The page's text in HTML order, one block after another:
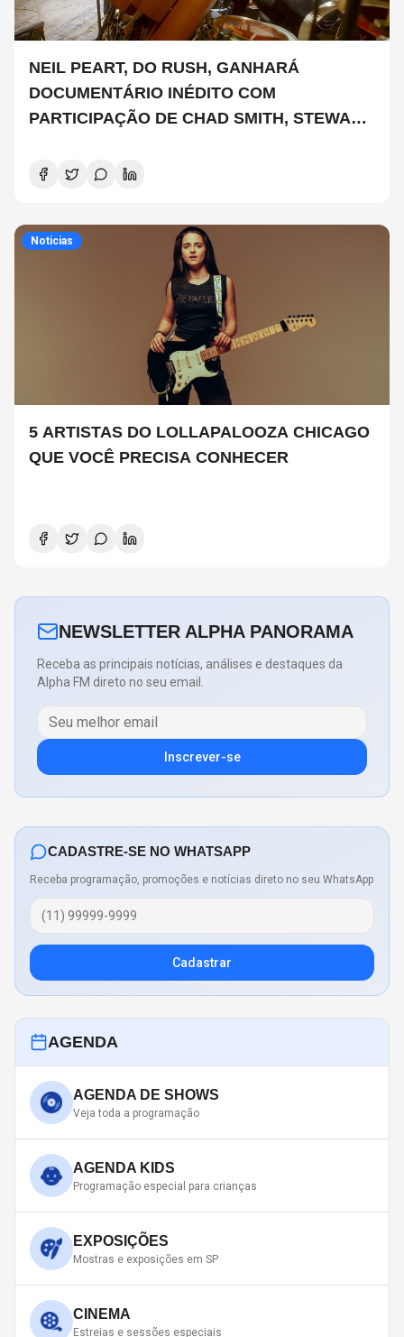
NEIL PEART, DO RUSH, GANHARÁ
DOCUMENTÁRIO INÉDITO COM
PARTICIPAÇÃO DE CHAD SMITH, STEWART
Noticias
5 ARTISTAS DO LOLLAPALOOZA CHICAGO
QUE VOCÊ PRECISA CONHECER
NEWSLETTER ALPHA PANORAMA
Receba as principais notícias, análises e destaques da
Alpha FM direto no seu email.
Inscrever-se
CADASTRE-SE NO WHATSAPP
Receba programação, promoções e notícias direto no seu WhatsApp
Cadastrar
AGENDA
AGENDA DE SHOWS
Veja toda a programação
AGENDA KIDS
Programação especial para crianças
EXPOSIÇÕES
Mostras e exposições em SP
CINEMA
Estreias e sessões especiais